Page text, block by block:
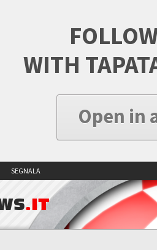
WITH
Open in
SEGNALA
.IT